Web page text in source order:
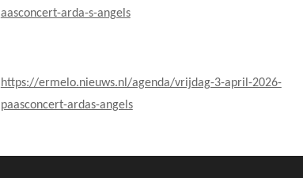
aasconcert-arda-s-angels
https://ermelo.nieuws.nl/agenda/vrijdag-3-april-2026-
paasconcert-ardas-angels